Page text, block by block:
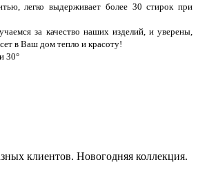
легко выдерживает более 30 стирок при
за качество наших изделий, и уверены,
в Ваш дом тепло и красоту!
30°
клиентов. Новогодняя коллекция.